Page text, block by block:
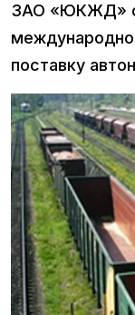
ЗАО «ЮКЖД»
поставку